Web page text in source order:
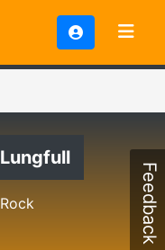
Lungfull
Rock Feedback